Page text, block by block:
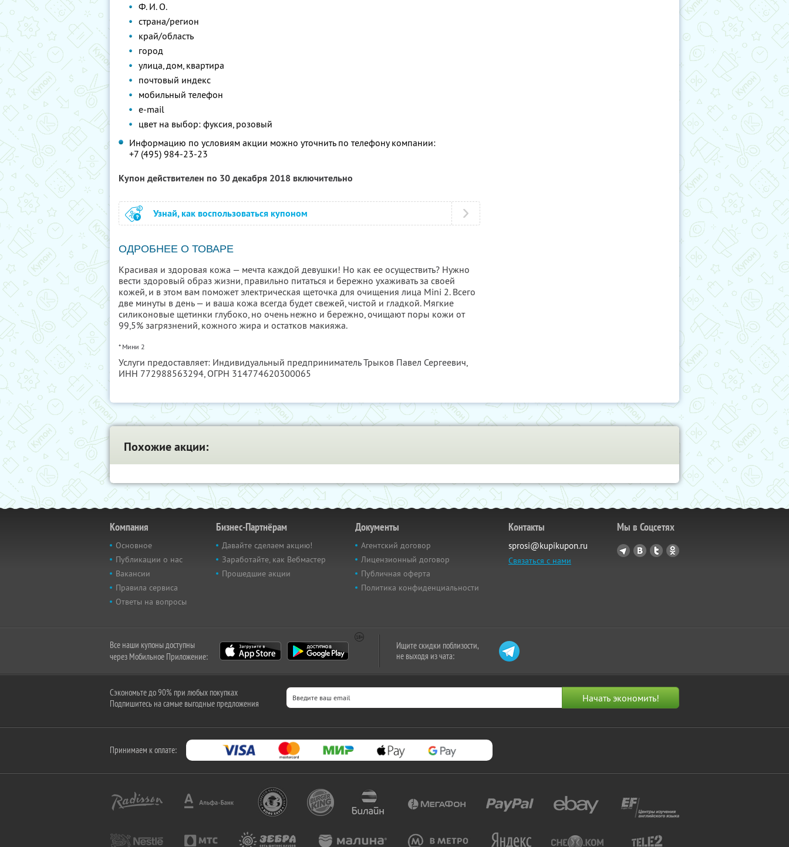
Ф. И. О.
страна/регион
край/область
город
улица, дом, квартира
почтовый индекс
мобильный телефон
e-mail
цвет на выбор: фуксия, розовый
Информацию по условиям акции можно уточнить по телефону компании:
+7 (495) 984-23-23
Купон действителен по 30 декабря 2018 включительно
Узнай, как воспользоваться купоном
ОДРОБНЕЕ О ТОВАРЕ
Красивая и здоровая кожа — мечта каждой девушки! Но как ее осуществить? Нужно
вести здоровый образ жизни, правильно питаться и бережно ухаживать за своей
кожей, и в этом вам поможет электрическая щеточка для очищения лица Mini 2. Всего
две минуты в день — и ваша кожа всегда будет свежей, чистой и гладкой. Мягкие
силиконовые щетинки глубоко, но очень нежно и бережно, очищают поры кожи от
99,5% загрязнений, кожного жира и остатков макияжа.
* Мини 2
Услуги предоставляет: Индивидуальный предприниматель Трыков Павел Сергеевич,
ИНН 772988563294, ОГРН 314774620300065
Похожие акции:
Компания
Основное
Публикации о нас
Вакансии
Правила сервиса
Ответы на вопросы
Бизнес-Партнёрам
Давайте сделаем акцию!
Заработайте, как Вебмастер
Прошедшие акции
Документы
Агентский договор
Лицензионный договор
Публичная оферта
Политика конфиденциальности
Контакты
sprosi@kupikupon.ru
Связаться с нами
Мы в Соцсетях
Все наши купоны доступны
через Мобильное Приложение:
Ищите скидки поблизости,
не выходя из чата:
Сэкономьте до 90% при любых покупках
Подпишитесь на самые выгодные предложения
Принимаем к оплате: